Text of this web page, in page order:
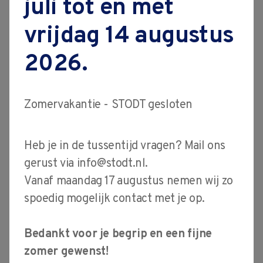
vacatures
contact
vakspecialisten voor je klaar. Één van hen
is Marco Mateman. Marco verzorgt CNC-
cursussen en bijbehorende theoretische
lessen zoals materialenkennis, wiskunde
“Het overbrengen van kennis en mensen
mijn beroep.”
actief in deze branche
juli tot en met
vrijdag 14 augustus
2026.
Zomervakantie - STODT gesloten
Heb je in de tussentijd vragen? Mail ons
gerust via info@stodt.nl.
Vanaf maandag 17 augustus nemen wij zo
spoedig mogelijk contact met je op.
Bedankt voor je begrip en een fijne
zomer gewenst!